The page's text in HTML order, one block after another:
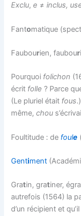
Exclu,e ≠inclus,
Fantomatique
Faubourien, faubour
Pourquoi folichon
écrit folle ? Parce
(Le pluriel était fous
même,chou
Foultitude : de foule
Gentiment
Gratin, gratiner, égra
autrefois (1564) la
d’un récipient et